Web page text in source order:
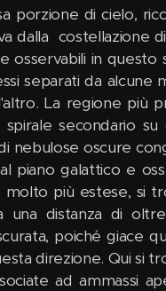
porzione di cielo,
dalla costellazione di
osservabili in
separati da alcune
La regione più
secondario su
nebulose oscure
piano galattico e
più estese, si
una distanza di
poiché giace
direzione. Qui si
ad ammassi